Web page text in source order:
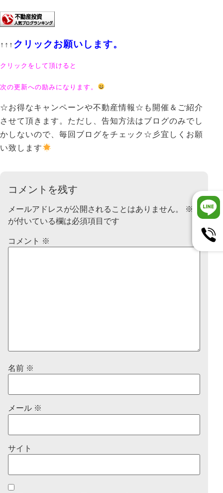
↑↑↑ クリックお願いします。
クリックをして頂けると
次の更新への励みになります。
☆お得なキャンペーンや不動産情報☆も開催＆ご紹介
させて頂きます。ただし、告知方法はブログのみでし
かしないので、毎回ブログをチェック☆彡宜しくお願
い致します
コメントを残す
メールアドレスが公開されることはありません。
※
が付いている欄は必須項目です
コメント ※
名前 ※
メール ※
サイト